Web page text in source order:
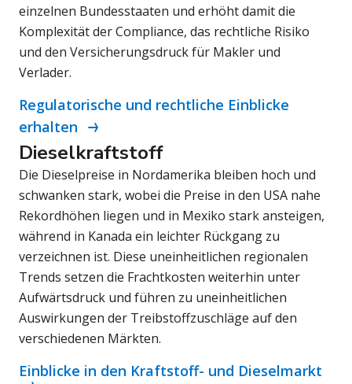
einzelnen Bundesstaaten und erhöht damit die
Komplexität der Compliance, das rechtliche Risiko
und den Versicherungsdruck für Makler und
Verlader.
Regulatorische und rechtliche Einblicke
erhalten
Dieselkraftstoff
Die Dieselpreise in Nordamerika bleiben hoch und
schwanken stark, wobei die Preise in den USA nahe
Rekordhöhen liegen und in Mexiko stark ansteigen,
während in Kanada ein leichter Rückgang zu
verzeichnen ist. Diese uneinheitlichen regionalen
Trends setzen die Frachtkosten weiterhin unter
Aufwärtsdruck und führen zu uneinheitlichen
Auswirkungen der Treibstoffzuschläge auf den
verschiedenen Märkten.
Einblicke in den Kraftstoff- und Dieselmarkt